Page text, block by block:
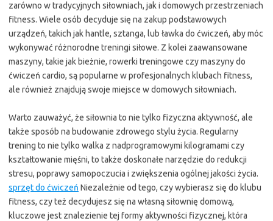
zarówno w tradycyjnych siłowniach, jak i domowych przestrzeniach
fitness. Wiele osób decyduje się na zakup podstawowych
urządzeń, takich jak hantle, sztanga, lub ławka do ćwiczeń, aby móc
wykonywać różnorodne treningi siłowe. Z kolei zaawansowane
maszyny, takie jak bieżnie, rowerki treningowe czy maszyny do
ćwiczeń cardio, są popularne w profesjonalnych klubach fitness,
ale również znajdują swoje miejsce w domowych siłowniach.
Warto zauważyć, że siłownia to nie tylko fizyczna aktywność, ale
także sposób na budowanie zdrowego stylu życia. Regularny
trening to nie tylko walka z nadprogramowymi kilogramami czy
kształtowanie mięśni, to także doskonałe narzędzie do redukcji
stresu, poprawy samopoczucia i zwiększenia ogólnej jakości życia.
sprzęt do ćwiczeń Niezależnie od tego, czy wybierasz się do klubu
fitness, czy też decydujesz się na własną siłownię domową,
kluczowe jest znalezienie tej formy aktywności fizycznej, która